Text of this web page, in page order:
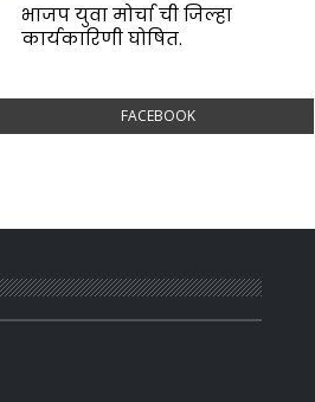
भाजप युवा मोर्चा ची जिल्हा
कार्यकारिणी घोषित.
FACEBOOK